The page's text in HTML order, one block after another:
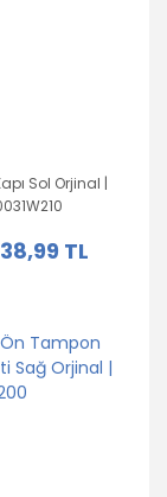
Sol Orjinal |
TL